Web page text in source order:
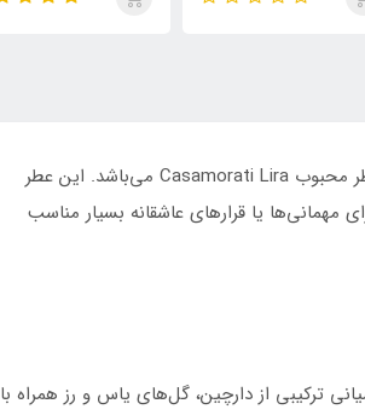
ادکلن Cassandra Lilac ۱۰۰ میل از برند VOLARÉ عطری زنانه با رایحه‌ای گرم، شیرین و دوست‌داشتنی است که الهام‌گرفته از عطر محبوب Casamorati Lira می‌باشد. این عطر
مهمانی‌ها یا قرارهای عاشقانه بسیار مناسب
ترکیبی از دارچین، گل‌های یاس و رز همراه با